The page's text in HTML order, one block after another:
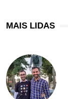
MAIS LIDAS